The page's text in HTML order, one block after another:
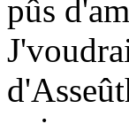
pûs